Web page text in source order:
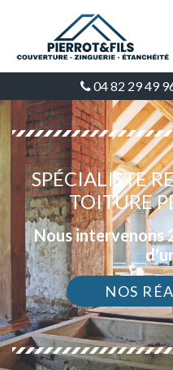
04 82 29 49
SPÉCIALISTE
TOITURE
Nous intervenons
NOS